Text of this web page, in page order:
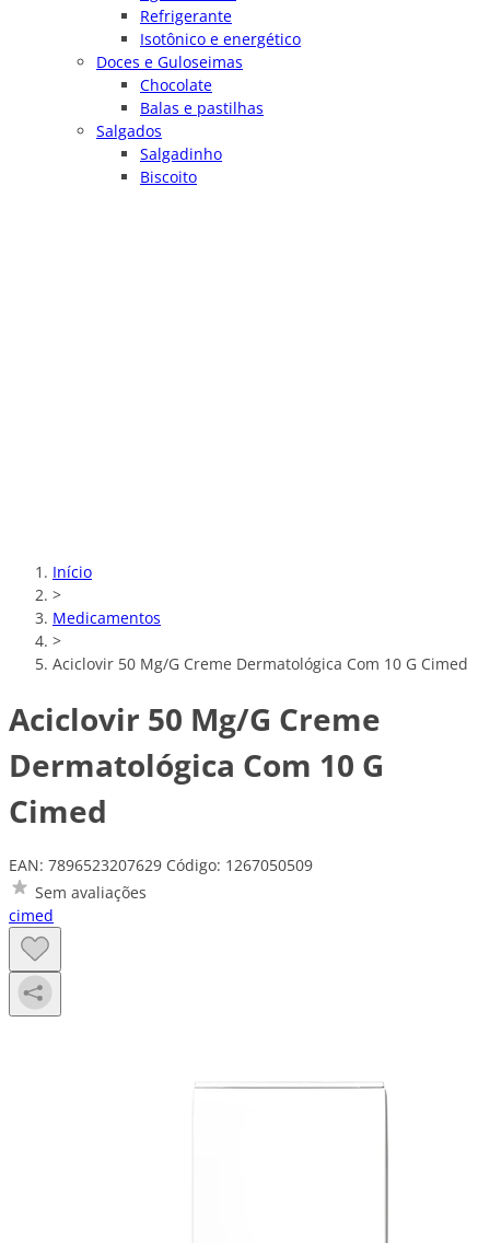
Refrigerante
Isotônico e energético
Doces e Guloseimas
Chocolate
Balas e pastilhas
Salgados
Salgadinho
Biscoito
Início
>
Medicamentos
>
Aciclovir 50 Mg/G Creme Dermatológica Com 10 G Cimed
Aciclovir 50 Mg/G Creme
Dermatológica Com 10 G
Cimed
EAN: 7896523207629 Código: 1267050509
Sem avaliações
cimed